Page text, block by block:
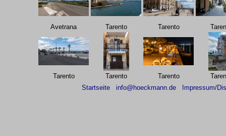
Avetrana Tarento Tarento
Tarento Tarento Tarento
Startseite
info@hoeckmann.de Impressum/